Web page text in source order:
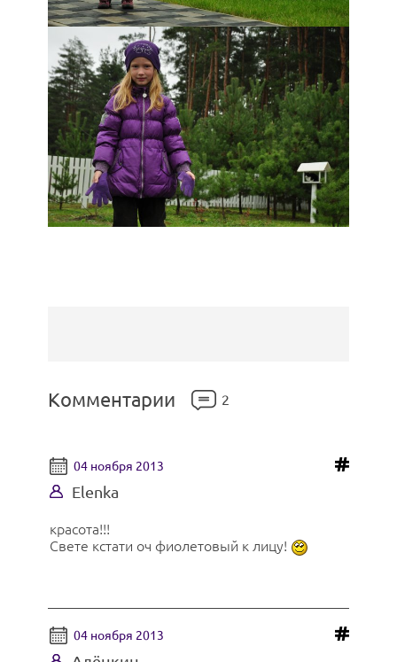
Комментарии 2
04 ноября 2013
Elenka
красота!!!
Свете кстати оч фиолетовый к лицу!
04 ноября 2013